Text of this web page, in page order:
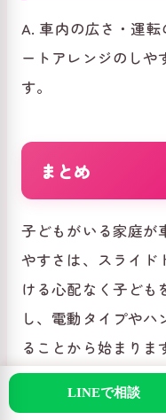
LINEで相談
A. 車内の広さ・運
ートアレンジのし
す。
まとめ
子どもがいる家庭が
やすさは、スライド
ける心配なく子ども
し、電動タイプや
ることから始まりま
ガリバーによると